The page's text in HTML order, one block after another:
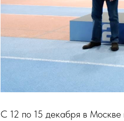
С 12 по 15 декабря в Москве